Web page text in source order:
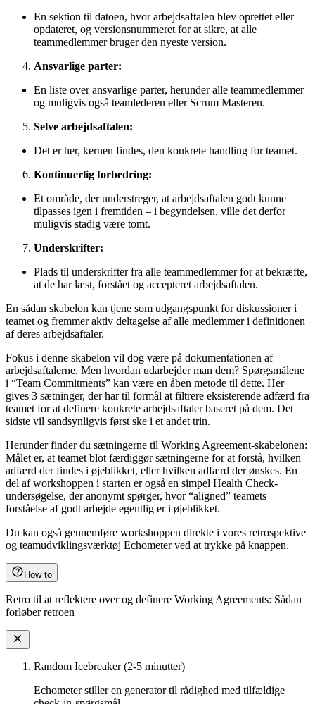
En sektion til datoen, hvor arbejdsaftalen blev oprettet eller
opdateret, og versionsnummeret for at sikre, at alle
teammedlemmer bruger den nyeste version.
Ansvarlige parter:
En liste over ansvarlige parter, herunder alle teammedlemmer
og muligvis også teamlederen eller Scrum Masteren.
Selve arbejdsaftalen:
Det er her, kernen findes, den konkrete handling for teamet.
Kontinuerlig forbedring:
Et område, der understreger, at arbejdsaftalen godt kunne
tilpasses igen i fremtiden – i begyndelsen, ville det derfor
muligvis stadig være tomt.
Underskrifter:
Plads til underskrifter fra alle teammedlemmer for at bekræfte,
at de har læst, forstået og accepteret arbejdsaftalen.
En sådan skabelon kan tjene som udgangspunkt for diskussioner i
teamet og fremmer aktiv deltagelse af alle medlemmer i definitionen
af deres arbejdsaftaler.
Fokus i denne skabelon vil dog være på dokumentationen af
arbejdsaftalerne. Men hvordan udarbejder man dem? Spørgsmålene
i “Team Commitments” kan være en åben metode til dette. Her
gives 3 sætninger, der har til formål at filtrere eksisterende adfærd fra
teamet for at definere konkrete arbejdsaftaler baseret på dem. Det
sidste vil sandsynligvis først ske i et andet trin.
Herunder finder du sætningerne til Working Agreement-skabelonen:
Målet er, at teamet blot færdiggør sætningerne for at forstå, hvilken
adfærd der findes i øjeblikket, eller hvilken adfærd der ønskes. En
del af workshoppen i starten er også en simpel Health Check-
undersøgelse, der anonymt spørger, hvor “aligned” teamets
forståelse af godt arbejde egentlig er i øjeblikket.
Du kan også gennemføre workshoppen direkte i vores retrospektive
og teamudviklingsværktøj Echometer ved at trykke på knappen.
How to
Retro til at reflektere over og definere Working Agreements: Sådan
forløber retroen
Random Icebreaker (2-5 minutter)
Echometer stiller en generator til rådighed med tilfældige